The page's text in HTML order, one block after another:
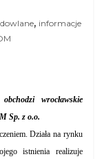
, informacje
wrocławskie
Sp. z o.o.
Działa na rynku
istnienia realizuje